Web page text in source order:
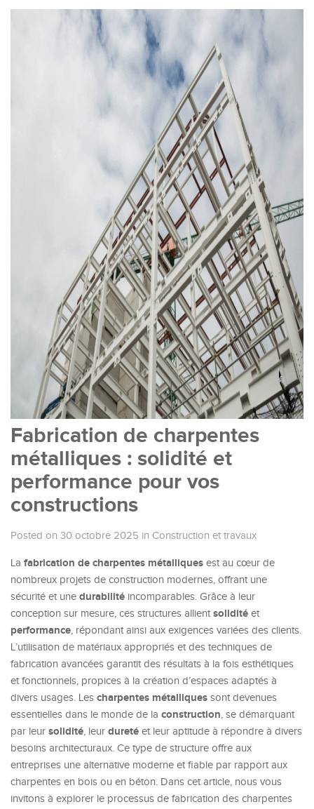
Fabrication de charpentes
métalliques : solidité et
performance pour vos
constructions
Posted on 30 octobre 2025 in Construction et travaux
La fabrication de charpentes métalliques est au cœur de
nombreux projets de construction modernes, offrant une
sécurité et une durabilité incomparables. Grâce à leur
conception sur mesure, ces structures allient solidité et
performance, répondant ainsi aux exigences variées des clients.
L’utilisation de matériaux appropriés et des techniques de
fabrication avancées garantit des résultats à la fois esthétiques
et fonctionnels, propices à la création d’espaces adaptés à
divers usages. Les charpentes métalliques sont devenues
essentielles dans le monde de la construction, se démarquant
par leur solidité, leur dureté et leur aptitude à répondre à divers
besoins architecturaux. Ce type de structure offre aux
entreprises une alternative moderne et fiable par rapport aux
charpentes en bois ou en béton. Dans cet article, nous vous
invitons à explorer le processus de fabrication des charpentes